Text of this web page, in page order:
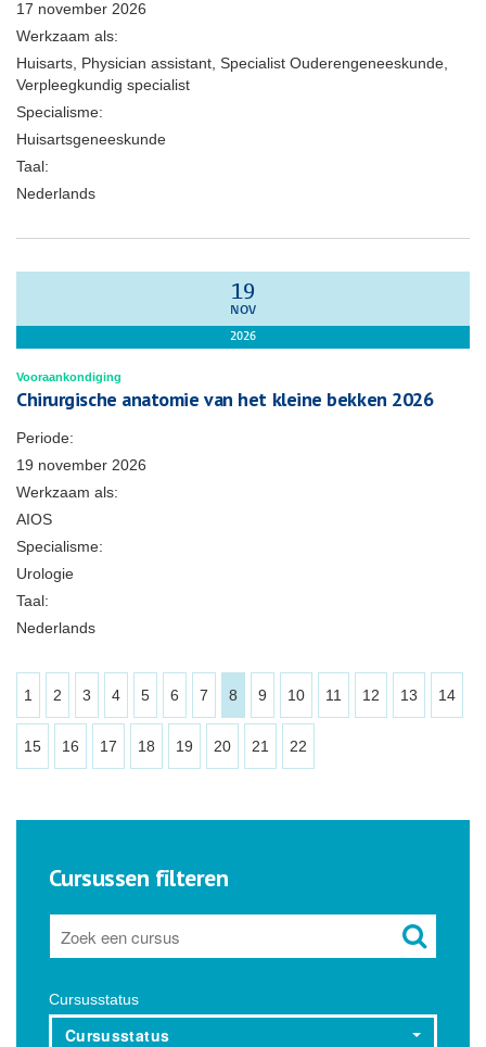
17 november 2026
Werkzaam als:
Huisarts, Physician assistant, Specialist Ouderengeneeskunde,
Verpleegkundig specialist
Specialisme:
Huisartsgeneeskunde
Taal:
Nederlands
19
NOV
2026
Vooraankondiging
Chirurgische anatomie van het kleine bekken 2026
Periode:
19 november 2026
Werkzaam als:
AIOS
Specialisme:
Urologie
Taal:
Nederlands
1 2 3 4 5 6 7 8 9 10 11 12 13 14
15 16 17 18 19 20 21 22
Cursussen filteren
Cursusstatus
Cursusstatus